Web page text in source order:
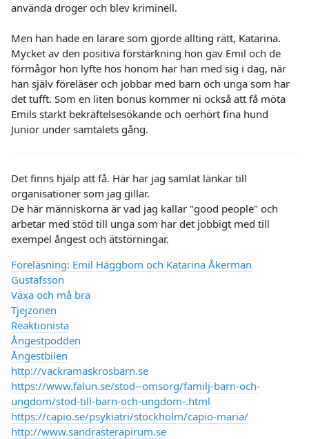
använda droger och blev kriminell.
Men han hade en lärare som gjorde allting rätt, Katarina.
Mycket av den positiva förstärkning hon gav Emil och de
förmågor hon lyfte hos honom har han med sig i dag, när
han själv föreläser och jobbar med barn och unga som har
det tufft. Som en liten bonus kommer ni också att få möta
Emils starkt bekräftelsesökande och oerhört fina hund
Junior under samtalets gång.
Det finns hjälp att få. Här har jag samlat länkar till
organisationer som jag gillar.
De här människorna är vad jag kallar "good people" och
arbetar med stöd till unga som har det jobbigt med till
exempel ångest och ätstörningar.
Föreläsning: Emil Häggbom och Katarina Åkerman
Gustafsson
Växa och må bra
Tjejzonen
Reaktionista
Ångestpodden
Ångestbilen
http://vackramaskrosbarn.se
https://www.falun.se/stod--omsorg/familj-barn-och-
ungdom/stod-till-barn-och-ungdom-.html
https://capio.se/psykiatri/stockholm/capio-maria/
http://www.sandrasterapirum.se